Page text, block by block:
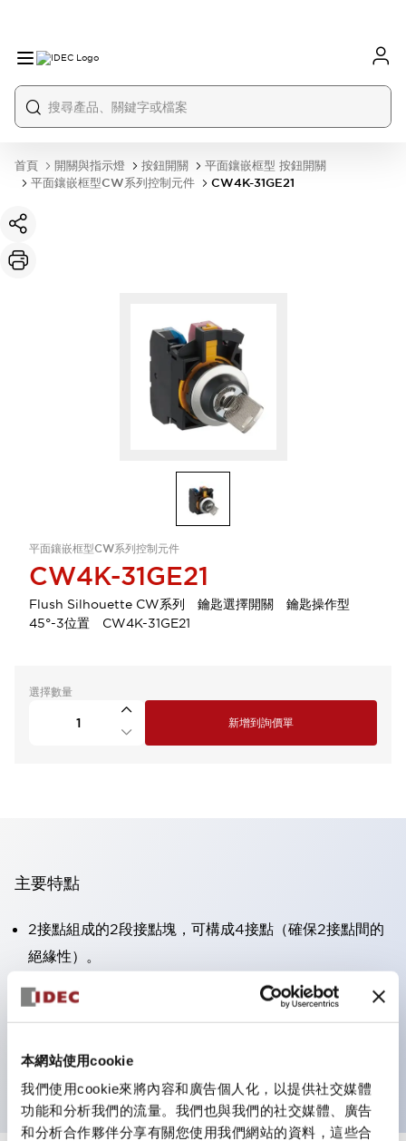
本網站使用cookie
我們使用cookie來將內容和廣告個人化，以提供社交媒體
功能和分析我們的流量。我們也與我們的社交媒體、廣告
和分析合作夥伴分享有關您使用我們網站的資料，這些合
首頁 開關與指示燈 按鈕開關
平面鑲嵌框型 按鈕開關
平面鑲嵌框型CW系列控制元件
CW4K-31GE21
平面鑲嵌框型CW系列控制元件
CW4K-31GE21
Flush Silhouette CW系列 鑰匙選擇開關 鑰匙操作型
45°-3位置 CW4K-31GE21
選擇數量
新增到詢價單
主要特點
2接點組成的2段接點塊，可構成4接點（確保2接點間的
絕緣性）。
面板深度39.9mm（※11段接點塊）、59.9mm（※22段
接點塊）。可實現省空間設計。
防護結構